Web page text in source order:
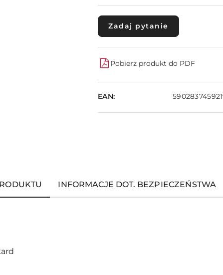
Zadaj pytanie
Pobierz produkt do PDF
EAN:
INFORMACJE DOT. BEZPIECZEŃSTWA